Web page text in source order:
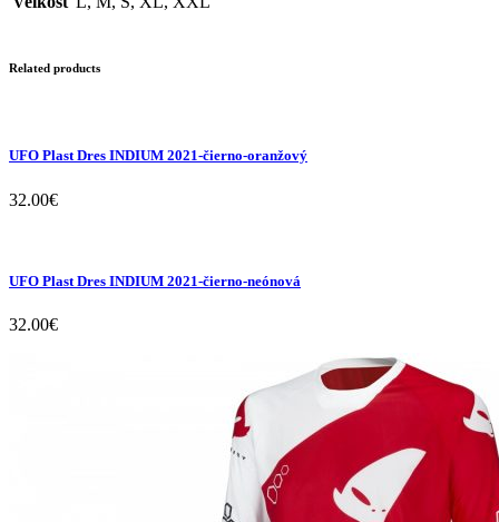
Related products
UFO Plast Dres INDIUM 2021-čierno-oranžový
32.00€
UFO Plast Dres INDIUM 2021-čierno-neónová
32.00€